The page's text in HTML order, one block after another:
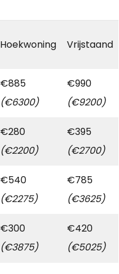
Hoekwoning Vrijstaand
€885
(€6300)
€990
(€9200)
€280
(€2200)
€395
(€2700)
€540
(€2275)
€785
(€3625)
€300
(€3875)
€420
(€5025)